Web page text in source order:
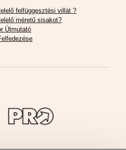
felfüggesztési villát ?
méretű sisakot?
Útmutató